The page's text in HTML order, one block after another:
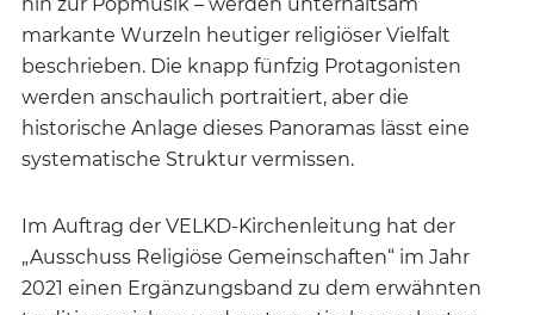
markante Wurzeln heutiger religiöser Vielfalt
beschrieben. Die knapp fünfzig Protagonisten
werden anschaulich portraitiert, aber die
historische Anlage dieses Panoramas lässt eine
systematische Struktur vermissen.
Im Auftrag der VELKD-Kirchenleitung hat der
„Ausschuss Religiöse Gemeinschaften“ im Jahr
2021 einen Ergänzungsband zu dem erwähnten